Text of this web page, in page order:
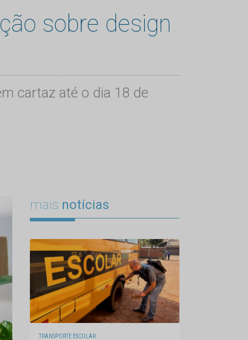
sobre design
cartaz até o dia 18 de
mais notícias
TRANSPORTE ESCOLAR